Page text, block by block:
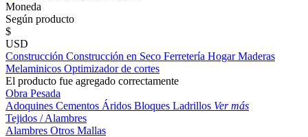
Moneda
Según producto
$
USD
Construcción Construcción en Seco Ferretería HogarMaderas
Melaminicos Optimizador de cortes
El producto fue agregado correctamente
Obra Pesada
Adoquines Cementos Áridos Bloques Ladrillos Ver más
Tejidos / Alambres
Alambres Otros Mallas